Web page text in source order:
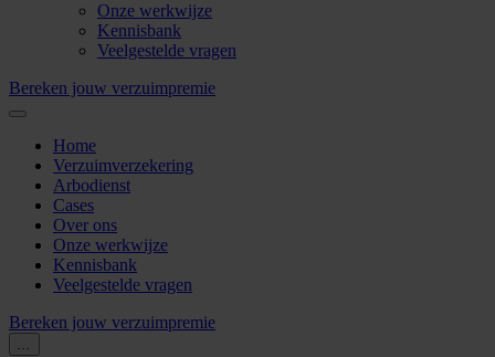
Onze werkwijze
Kennisbank
Veelgestelde vragen
Bereken jouw verzuimpremie
Home
Verzuimverzekering
Arbodienst
Cases
Over ons
Onze werkwijze
Kennisbank
Veelgestelde vragen
Bereken jouw verzuimpremie
...